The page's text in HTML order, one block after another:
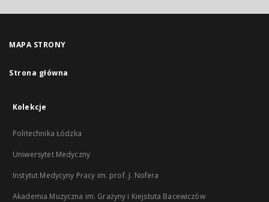
MAPA STRONY
Strona główna
Kolekcje
Politechnika Łódzka
Uniwersytet Medyczny
Instytut Medycyny Pracy im. prof. J. Nofera
Akademia Muzyczna im. Grażyny i Kiejstuta Bacewiczów